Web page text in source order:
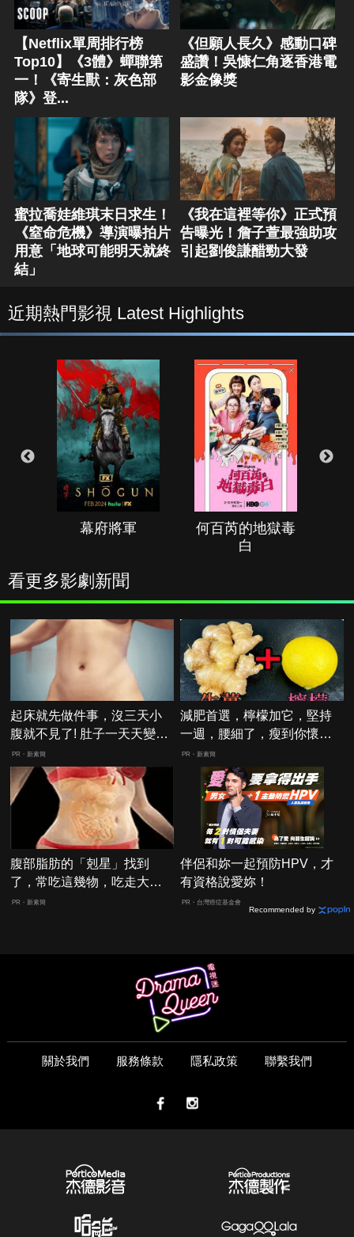
【Netflix單周排行榜
Top10】《3體》蟬聯第
一！《寄生獸：灰色部
隊》登...
《但願人長久》感動口碑
盛讚！吳慷仁角逐香港電
影金像獎
蜜拉喬娃維琪末日求生！
《窒命危機》導演曝拍片
用意「地球可能明天就終
結」
《我在這裡等你》正式預
告曝光！詹子萱最強助攻
引起劉俊謙醋勁大發
近期熱門影視 Latest Highlights
幕府將軍
何百芮的地獄毒
白
看更多影劇新聞
起床就先做件事，沒三天小
腹就不見了! 肚子一天天變
小！
PR・新素簡
減肥首選，檸檬加它，堅持
一週，腰細了，瘦到你懷疑
人生
PR・新素簡
腹部脂肪的「剋星」找到
了，常吃這幾物，吃走大肚
囊，瘦出小蠻腰
PR・新素簡
伴侶和妳一起預防HPV，才
有資格說愛妳！
PR・台灣癌症基金會
Recommended by
關於我們 服務條款 隱私政策 聯繫我們